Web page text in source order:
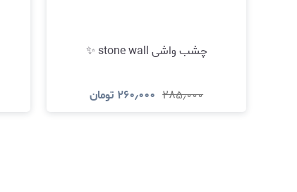
چشب واشی stone wall ✨
۲۸۵٫۰۰۰ ۲۶۰٫۰۰۰ تومان